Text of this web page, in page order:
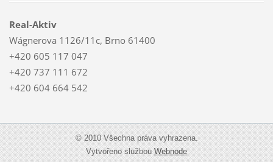
Real-Aktiv
Wágnerova 1126/11c, Brno 61400
+420 605 117 047
+420 737 111 672
+420 604 664 542
© 2010 Všechna práva vyhrazena.
Vytvořeno službouWebnode